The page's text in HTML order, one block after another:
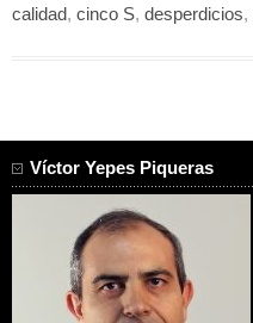
calidad, cinco S, desperdicios,
Víctor Yepes Piqueras